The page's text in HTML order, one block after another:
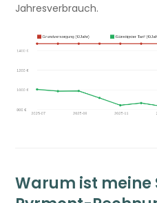
Jahresverbrauch.
Warum ist meine